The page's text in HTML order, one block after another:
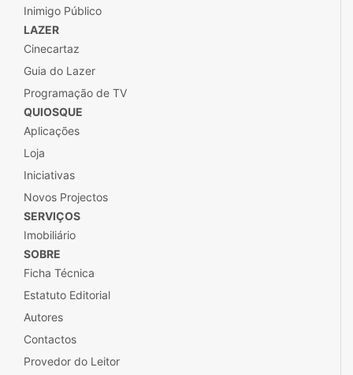
Inimigo Público
LAZER
Cinecartaz
Guia do Lazer
Programação de TV
QUIOSQUE
Aplicações
Loja
Iniciativas
Novos Projectos
SERVIÇOS
Imobiliário
SOBRE
Ficha Técnica
Estatuto Editorial
Autores
Contactos
Provedor do Leitor